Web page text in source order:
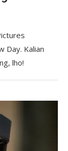
Day. Kalian
lho!